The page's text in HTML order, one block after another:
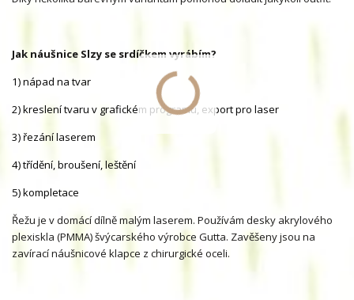
Jak náušnice Slzy se srdíčkem vyrábím?
1) nápad na tvar
2)kreslení tvaru v grafickém programu, export pro laser
3) řezání laserem
4) třídění, broušení, leštění
5) kompletace
Řežu je v domácí dílně malým laserem. Používám desky akrylového
plexiskla (PMMA) švýcarského výrobce Gutta. Zavěšeny jsou na
zavírací náušnicové klapce z chirurgické oceli.